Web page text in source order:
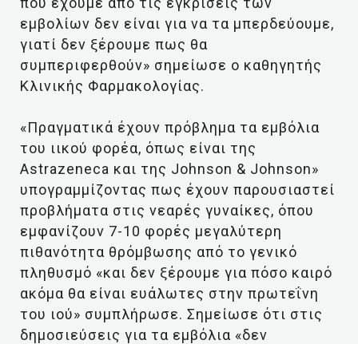
εμβολίων δεν είναι για να τα μπερδεύουμε,
γιατί δεν ξέρουμε πως θα
συμπεριφερθούν» σημείωσε ο καθηγητής
Κλινικής Φαρμακολογίας.
«Πραγματικά έχουν πρόβλημα τα εμβόλια
του ιικού φορέα, όπως είναι της
Astrazeneca και της Johnson & Johnson»
υπογραμμίζοντας πως έχουν παρουσιαστεί
προβλήματα στις νεαρές γυναίκες, όπου
εμφανίζουν 7-10 φορές μεγαλύτερη
πιθανότητα θρόμβωσης από το γενικό
πληθυσμό «και δεν ξέρουμε για πόσο καιρό
ακόμα θα είναι ευάλωτες στην πρωτεΐνη
του ιού» συμπλήρωσε. Σημείωσε ότι στις
δημοσιεύσεις για τα εμβόλια «δεν